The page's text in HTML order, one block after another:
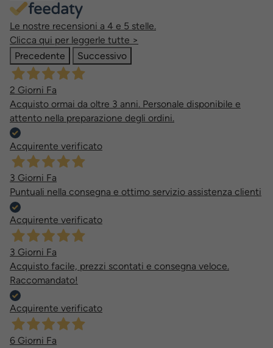
Le nostre recensioni a 4 e 5 stelle.
Clicca qui per leggerle tutte >
Precedente
Successivo
2 Giorni Fa
Acquisto ormai da oltre 3 anni. Personale disponibile e
attento nella preparazione degli ordini.
Acquirente verificato
3 Giorni Fa
Puntuali nella consegna e ottimo servizio assistenza clienti
Acquirente verificato
3 Giorni Fa
Acquisto facile, prezzi scontati e consegna veloce.
Raccomandato!
Acquirente verificato
6 Giorni Fa